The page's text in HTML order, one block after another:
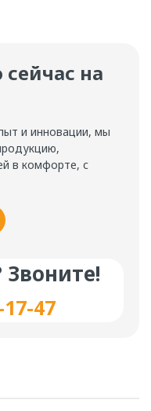
на
и инновации, мы
в комфорте, с
Звоните!
47